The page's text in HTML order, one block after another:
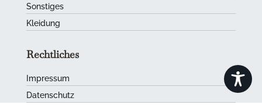
Sonstiges
Kleidung
Rechtliches
Impressum
Datenschutz